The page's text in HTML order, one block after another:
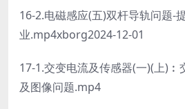
16-2.电磁感应(五)双杆导轨问题-
业.mp4xborg2024-12-01
17-1.交变电流及传感器(一)(上
及图像问题.mp4